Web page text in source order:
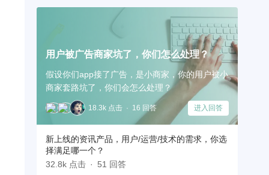
用户被广告商家坑了，你们怎么处理？
假设你们app接了广告，是小商家，你的用户被小
商家套路坑了，你们会怎么处理？
18.3k 点击 16 回答 进入回答
新上线的资讯产品，用户/运营/技术的需求，你选
择满足哪一个？
32.8k 点击
51 回答